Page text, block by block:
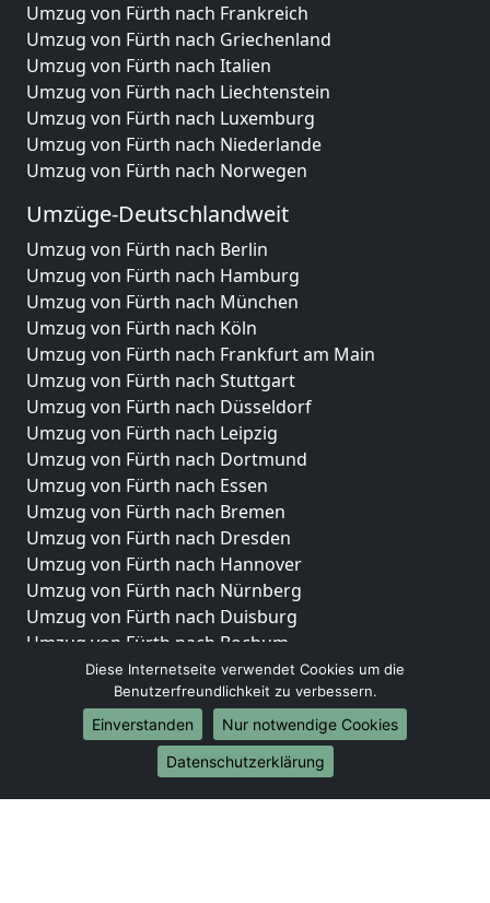
Umzug von Fürth nach Frankreich
Umzug von Fürth nach Griechenland
Umzug von Fürth nach Italien
Umzug von Fürth nach Liechtenstein
Umzug von Fürth nach Luxemburg
Umzug von Fürth nach Niederlande
Umzug von Fürth nach Norwegen
Umzüge-Deutschlandweit
Umzug von Fürth nach Berlin
Umzug von Fürth nach Hamburg
Umzug von Fürth nach München
Umzug von Fürth nach Köln
Umzug von Fürth nach Frankfurt am Main
Umzug von Fürth nach Stuttgart
Umzug von Fürth nach Düsseldorf
Umzug von Fürth nach Leipzig
Umzug von Fürth nach Dortmund
Umzug von Fürth nach Essen
Umzug von Fürth nach Bremen
Umzug von Fürth nach Dresden
Umzug von Fürth nach Hannover
Umzug von Fürth nach Nürnberg
Umzug von Fürth nach Duisburg
Umzug von Fürth nach Bochum
Umzug von Fürth nach Wuppertal
Umzug von Fürth nach Bielefeld
Umzug von Fürth nach Bonn
Umzug von Fürth nach Münster
Diese Internetseite verwendet Cookies um die
Benutzerfreundlichkeit zu verbessern.
Einverstanden
Nur notwendige Cookies
Datenschutzerklärung